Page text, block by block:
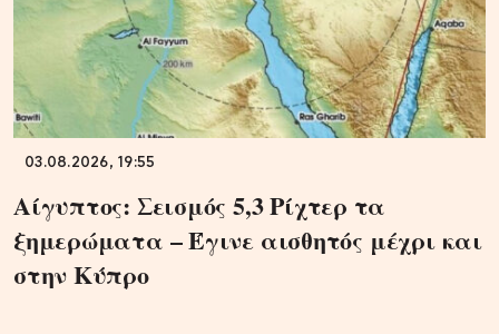
03.08.2026, 19:55
Αίγυπτος: Σεισμός 5,3 Ρίχτερ τα
ξημερώματα – Έγινε αισθητός μέχρι και
στην Κύπρο